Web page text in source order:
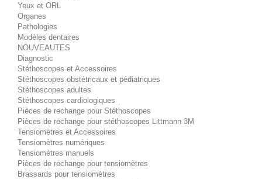
Yeux et ORL
Organes
Pathologies
Modèles dentaires
NOUVEAUTES
Diagnostic
Stéthoscopes et Accessoires
Stéthoscopes obstétricaux et pédiatriques
Stéthoscopes adultes
Stéthoscopes cardiologiques
Pièces de rechange pour Stéthoscopes
Pièces de rechange pour stéthoscopes Littmann 3M
Tensiomètres et Accessoires
Tensiomètres numériques
Tensiomètres manuels
Pièces de rechange pour tensiomètres
Brassards pour tensiomètres